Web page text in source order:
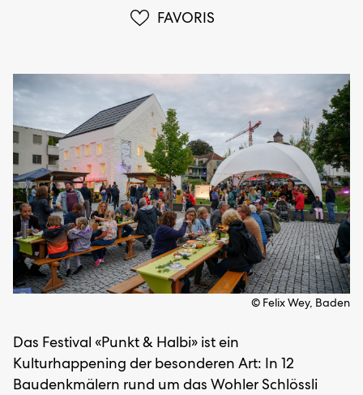
FAVORIS
© Felix Wey, Baden
Das Festival «Punkt & Halbi» ist ein
Kulturhappening der besonderen Art: In 12
Baudenkmälern rund um das Wohler Schlössli